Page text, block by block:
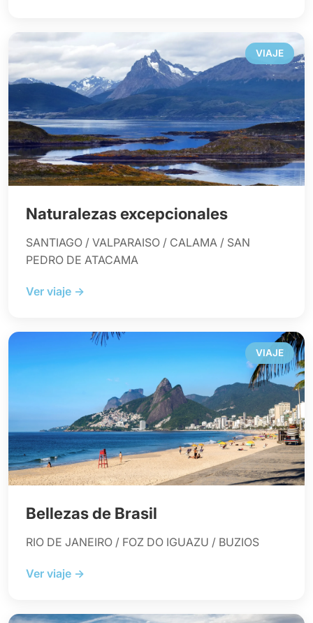
VIAJE
Naturalezas excepcionales
SANTIAGO / VALPARAISO / CALAMA / SAN
PEDRO DE ATACAMA
Ver viaje →
VIAJE
Bellezas de Brasil
RIO DE JANEIRO / FOZ DO IGUAZU / BUZIOS
Ver viaje →